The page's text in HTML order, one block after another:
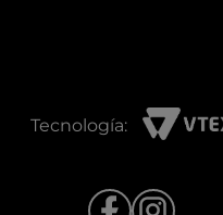
Tecnología: